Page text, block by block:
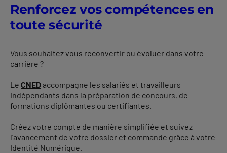
Renforcez vos compétences en
toute sécurité
Vous souhaitez vous reconvertir ou évoluer dans votre
carrière ?
Le CNED accompagne les salariés et travailleurs
indépendants dans la préparation de concours, de
formations diplômantes ou certifiantes.
Créez votre compte de manière simplifiée et suivez
l’avancement de votre dossier et commande grâce à votre
Identité Numérique.